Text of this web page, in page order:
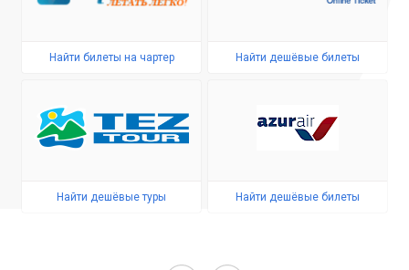
Найти билеты на чартер Найти дешёвые билеты
Найти дешёвые туры Найти дешёвые билеты